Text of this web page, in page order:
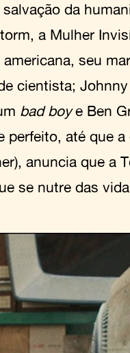
da
a Mulher
seu
cientista;
bad boye Ben
perfeito, até que
anuncia que a
se nutre das